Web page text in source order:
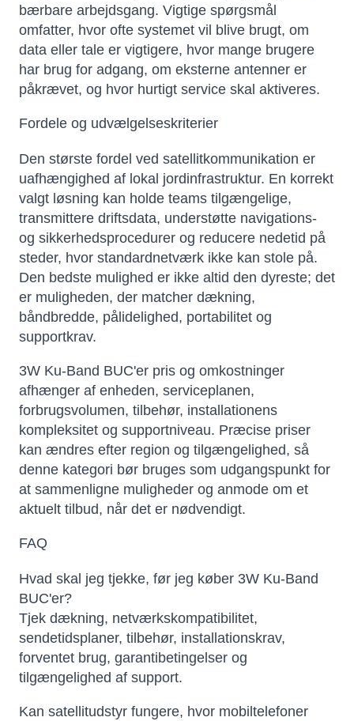
bærbare arbejdsgang. Vigtige spørgsmål
omfatter, hvor ofte systemet vil blive brugt, om
data eller tale er vigtigere, hvor mange brugere
har brug for adgang, om eksterne antenner er
påkrævet, og hvor hurtigt service skal aktiveres.
Fordele og udvælgelseskriterier
Den største fordel ved satellitkommunikation er
uafhængighed af lokal jordinfrastruktur. En korrekt
valgt løsning kan holde teams tilgængelige,
transmittere driftsdata, understøtte navigations-
og sikkerhedsprocedurer og reducere nedetid på
steder, hvor standardnetværk ikke kan stole på.
Den bedste mulighed er ikke altid den dyreste; det
er muligheden, der matcher dækning,
båndbredde, pålidelighed, portabilitet og
supportkrav.
3W Ku-Band BUC'er pris og omkostninger
afhænger af enheden, serviceplanen,
forbrugsvolumen, tilbehør, installationens
kompleksitet og supportniveau. Præcise priser
kan ændres efter region og tilgængelighed, så
denne kategori bør bruges som udgangspunkt for
at sammenligne muligheder og anmode om et
aktuelt tilbud, når det er nødvendigt.
FAQ
Hvad skal jeg tjekke, før jeg køber 3W Ku-Band
BUC'er?
Tjek dækning, netværkskompatibilitet,
sendetidsplaner, tilbehør, installationskrav,
forventet brug, garantibetingelser og
tilgængelighed af support.
Kan satellitudstyr fungere, hvor mobiltelefoner